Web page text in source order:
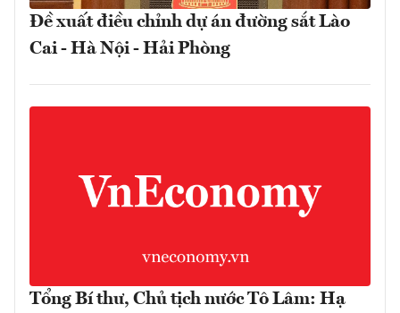
Đề xuất điều chỉnh dự án đường sắt Lào
Cai - Hà Nội - Hải Phòng
Tổng Bí thư, Chủ tịch nước Tô Lâm: Hạ